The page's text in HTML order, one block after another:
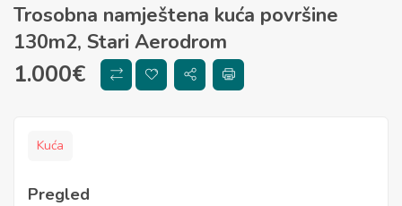
Trosobna namještena kuća površine
130m2, Stari Aerodrom
1.000€
Kuća
Pregled